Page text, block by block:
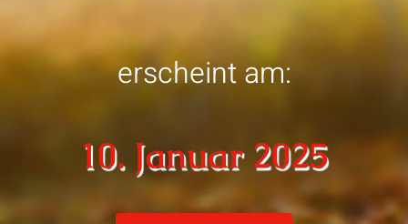
erscheint am:
10. Januar 2025